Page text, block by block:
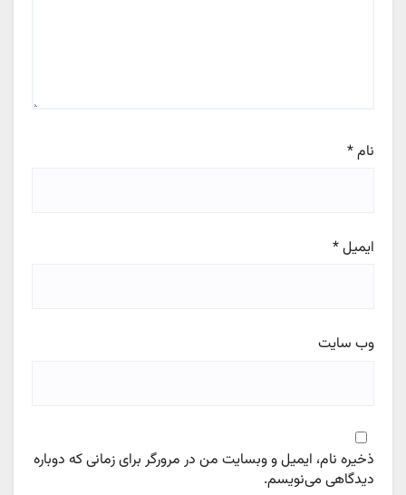
نام*
ایمیل*
وب‌ سایت
ذخیره نام، ایمیل و وبسایت من در مرورگر برای زمانی که دوباره
دیدگاهی می‌نویسم.